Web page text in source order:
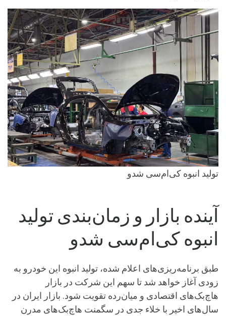
تولید انبوه کی‌ام‌سی شدو
آینده بازار و زمان‌بندی تولید
انبوه کی‌ام‌سی شدو
طبق برنامه‌ریزی‌های اعلام شده، تولید انبوه این خودرو به
زودی آغاز خواهد شد تا سهم این شرکت در بازار
هاچ‌بک‌های اقتصادی و میان‌رده تقویت شود. بازار ایران در
سال‌های اخیر با خلاء جدی در سگمنت هاچ‌بک‌های مدرن